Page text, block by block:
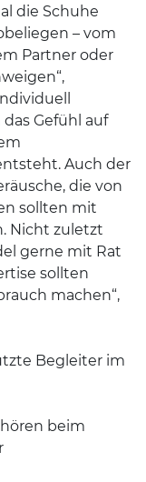
die Schuhe
– vom
Partner oder
Gefühl auf
Auch der
die von
sollten mit
Nicht zuletzt
gerne mit Rat
sollten
machen“,
Begleiter im
beim